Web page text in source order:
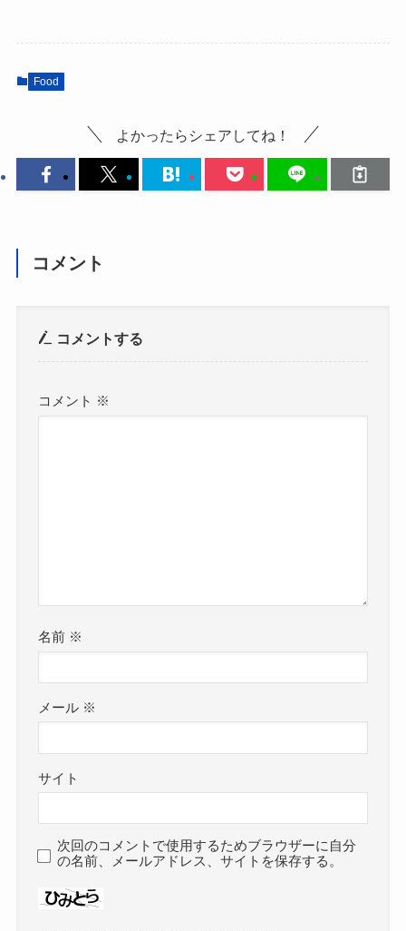
Food
よかったらシェアしてね！
コメント
コメントする
コメント ※
名前 ※
メール ※
サイト
次回のコメントで使用するためブラウザーに自分
の名前、メールアドレス、サイトを保存する。